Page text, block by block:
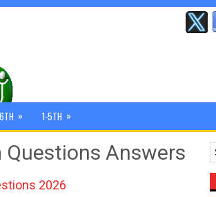
6TH » 1-5TH »
Questions Answers
2026